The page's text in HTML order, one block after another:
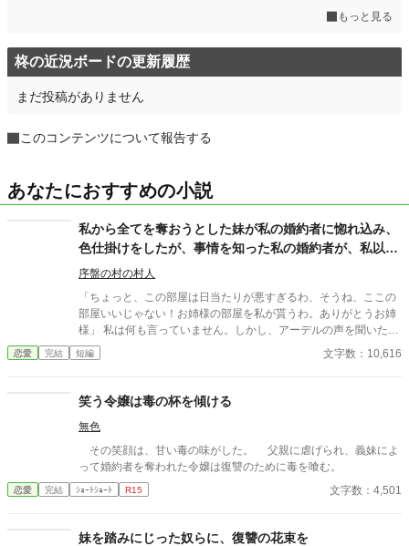
もっと見る
柊の近況ボードの更新履歴
まだ投稿がありません
このコンテンツについて報告する
あなたにおすすめの小説
私から全てを奪おうとした妹が私の婚約者に惚れ込み、
色仕掛けをしたが、事情を知った私の婚約者が、私以上
に憤慨し、私のかわりに復讐する話
序盤の村の村人
「ちょっと、この部屋は日当たりが悪すぎるわ、そうね、ここの
部屋いいじゃない！お姉様の部屋を私が貰うわ。ありがとうお姉
様」 私は何も言っていません。しかし、アーデルの声を聞いたメ
イドは私の部屋の荷物を屋根裏部屋へと運び始めました。「ちょ
っとアーデル。私は部屋を譲るなんて一言も言ってないです」
じゃない」「マリーベル。我が儘は辞めてちょうだい。また部屋
を移動させるなんてメイド達が可哀想でしょ」私たちの話を聞い
ていた義理母のマリアは、そう言うと、メイド達に早くするのよ
と急かすように言葉をかけました。父の再婚とともに、義理の妹
に私の物を奪われる毎日。ついに、アーデルは、マリーベルの婚
が……。 旧タイトル:妹は、私から全てを奪おうとしたが、私の婚
です。
恋愛 完結 短編 文字数：10,616
笑う令嬢は毒の杯を傾ける
無色
その笑顔は、甘い毒の味がした。 父親に虐げられ、義妹によ
って婚約者を奪われた令嬢は復讐のために毒を喰む。
恋愛 完結 ｼｮｰﾄｼｮｰﾄ R15 文字数：4,501
妹を踏みにじった奴らに、復讐の花束を